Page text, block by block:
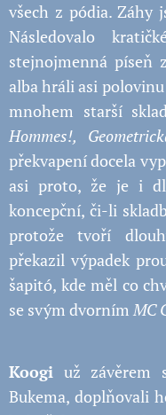
všech z pódia. Záhy
Následovalo
stejnojmenná píseň
alba hráli asi
mnohem starší
Hommes!,
překvapení docela
asi proto, že je i
koncepční, či-li
protože tvoří
překazil výpadek
šapitó, kde měl co
se svým dvorním MC
Koogi už závěrem
Bukema, doplňovali